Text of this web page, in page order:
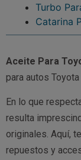
Turbo
Catarina
Aceite Para
para autos
En lo que
resulta
originales. Aquí,
repuestos y